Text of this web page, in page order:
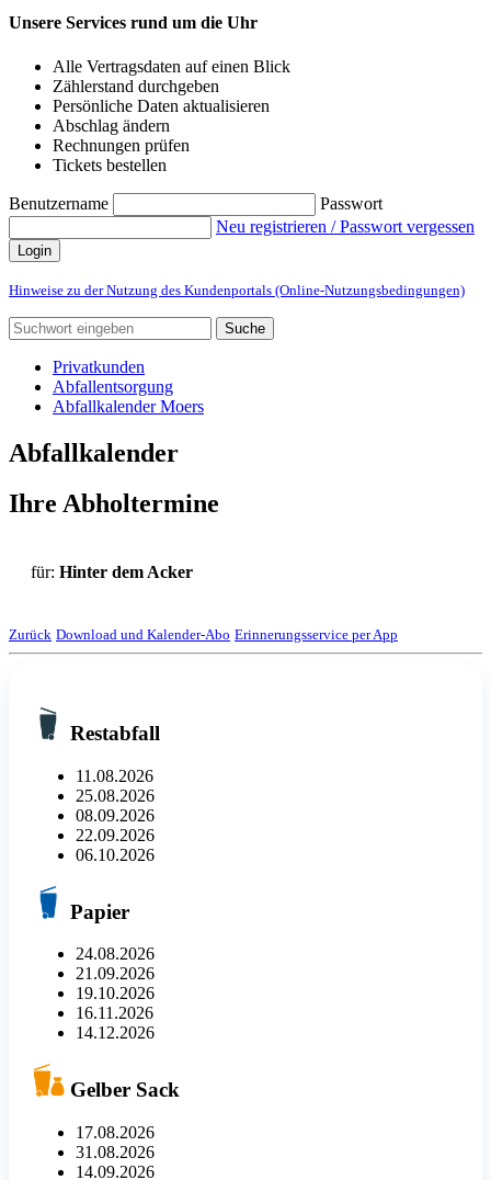
Unsere Services rund um die Uhr
Alle Vertragsdaten auf einen Blick
Zählerstand durchgeben
Persönliche Daten aktualisieren
Abschlag ändern
Rechnungen prüfen
Tickets bestellen
Benutzername
Passwort
Neu registrieren / Passwort vergessen
Login
Hinweise zu der Nutzung des Kundenportals (Online-Nutzungsbedingungen)
Suche
Privatkunden
Abfallentsorgung
Abfallkalender Moers
Abfallkalender
Ihre Abholtermine
für: Hinter dem Acker
Zurück Download und Kalender-Abo Erinnerungsservice per App
Restabfall
11.08.2026
25.08.2026
08.09.2026
22.09.2026
06.10.2026
Papier
24.08.2026
21.09.2026
19.10.2026
16.11.2026
14.12.2026
Gelber Sack
17.08.2026
31.08.2026
14.09.2026